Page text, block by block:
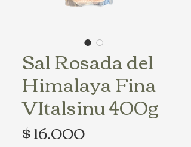
Sal Rosada del
Himalaya Fina
VItalsinu 400g
$ 16.000Precio